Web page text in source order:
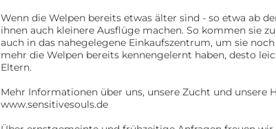
Wenn die Welpen bereits etwas älter sind - so etwa ab
ihnen auch kleinere Ausflüge machen. So kommen sie
auch in das nahegelegene Einkaufszentrum, um sie
mehr die Welpen bereits kennengelernt haben, desto
Eltern.
Mehr Informationen über uns, unsere Zucht und unsere
www.sensitivesouls.de